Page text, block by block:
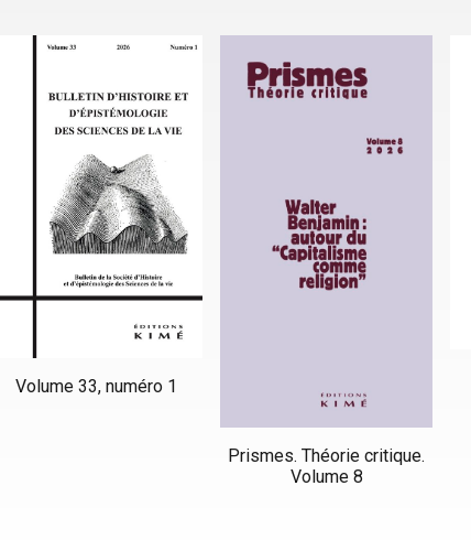
Volume 33, numéro 1
Prismes. Théorie critique.
Volume 8